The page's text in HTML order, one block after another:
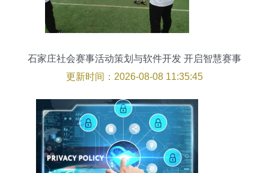
石家庄社会赛事活动策划与软件开发 开启智慧赛事
新篇章
更新时间：2026-08-08 11:35:45